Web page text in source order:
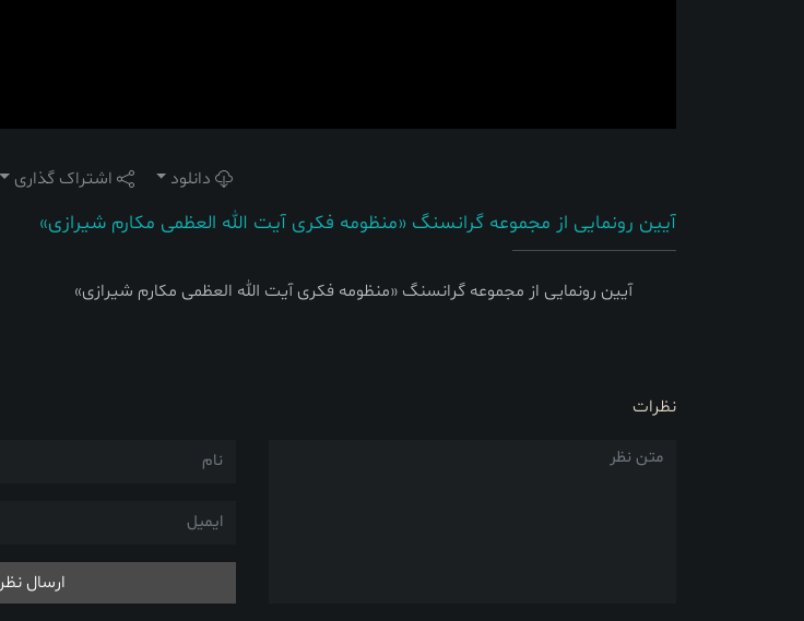
دانلود اشتراک گذاری
آیین رونمایی از مجموعه گرانسنگ «منظومه فکری آیت الله العظمی مکارم شیرازی»
آیین رونمایی از مجموعه گرانسنگ «منظومه فکری آیت الله العظمی مکارم شیرازی»
نظرات
ارسال نظر